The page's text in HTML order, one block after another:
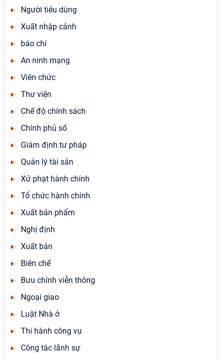
Người tiêu dùng
Xuất nhập cảnh
báo chí
An ninh mạng
Viên chức
Thư viện
Chế độ chính sách
Chính phủ số
Giám định tư pháp
Quản lý tài sản
Xử phạt hành chính
Tổ chức hành chính
Xuất bản phẩm
Nghị định
Xuất bản
Biên chế
Bưu chính viễn thông
Ngoại giao
Luật Nhà ở
Thi hành công vụ
Công tác lãnh sự